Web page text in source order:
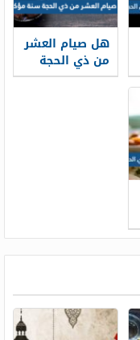
هل صيام العشر
من ذي الحجة
سنة مؤكدة